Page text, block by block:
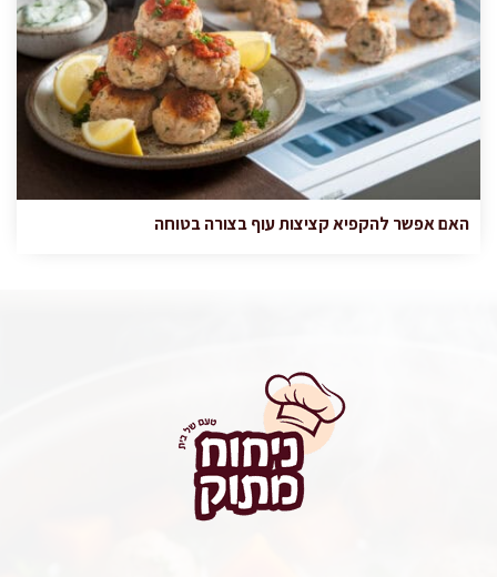
האם אפשר להקפיא קציצות עוף בצורה בטוחה